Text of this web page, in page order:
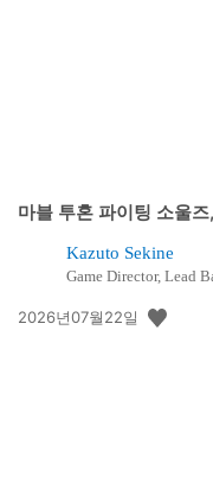
마블 투혼 파이팅 소울
Kazuto Sekine
Game Director, Lead
공
2026년07월22일